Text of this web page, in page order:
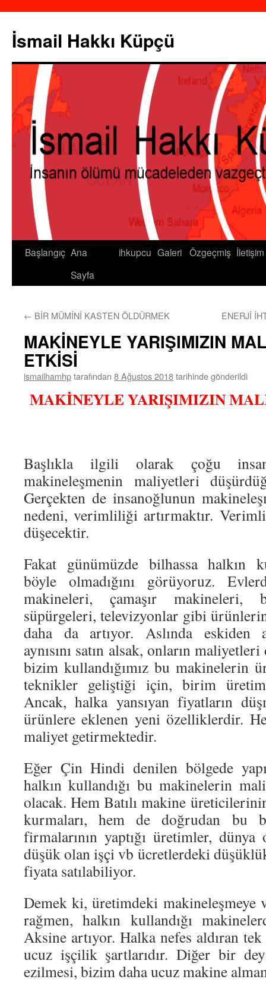
İsmail Hakkı Küpçü
Başlangıç Ana
Sayfa
ihkupcu Galeri Özgeçmiş İletişim
← BİR MÜMİNİ KASTEN ÖLDÜRMEK ENERJİ
MAKİNEYLE YARIŞIMIZIN
ETKİSİ
ismailhamhptarafından 8 Ağustos 2018tarihinde gönderildi
MAKİNEYLE YARIŞIMIZIN
Başlıkla ilgili olarak çoğu
makineleşmenin maliyetleri
Gerçekten de insanoğlunun
nedeni, verimliliği artırmaktır.
düşecektir.
Fakat günümüzde bilhassa halkın
böyle olmadığını görüyoruz.
makineleri, çamaşır makineleri,
süpürgeleri, televizyonlar gibi
daha da artıyor. Aslında eskiden
aynısını satın alsak, onların
bizim kullandığımız bu makinelerin
teknikler geliştiği için, birim
Ancak, halka yansıyan fiyatların
ürünlere eklenen yeni özelliklerdir.
maliyet getirmektedir.
Eğer Çin Hindi denilen bölgede
halkın kullandığı bu makinelerin
olacak. Hem Batılı makine
kurmaları, hem de doğrudan bu
firmalarının yaptığı üretimler, dünya
düşük olan işçi vb ücretlerdeki
fiyata satılabiliyor.
Demek ki, üretimdeki makineleşmeye
rağmen, halkın kullandığı
Aksine artıyor. Halka nefes aldıran
ucuz işçilik şartlarıdır. Diğer bir
ezilmesi, bizim daha ucuz makine